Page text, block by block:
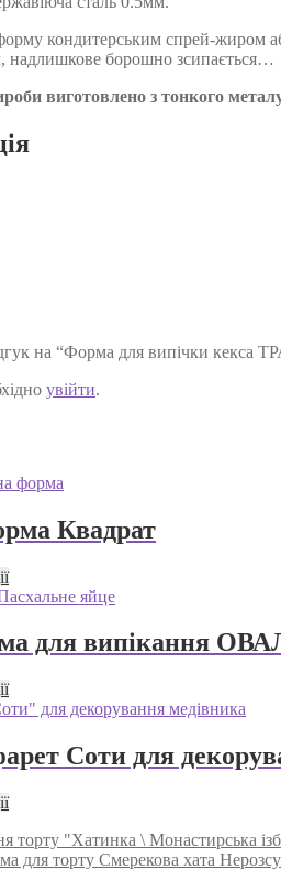
кондитерським спрей-жиром
надлишкове борошно зсипається…
виготовлено з тонкого
на “Форма для випічки кекса
увійти.
Квадрат
Цей
товар
кілька
варіантів.
можна
вибрати
сторінці
товару
для випікання
Цей
товар
варіантів.
можна
на
сторінці
Соти для
Цей
має
кілька